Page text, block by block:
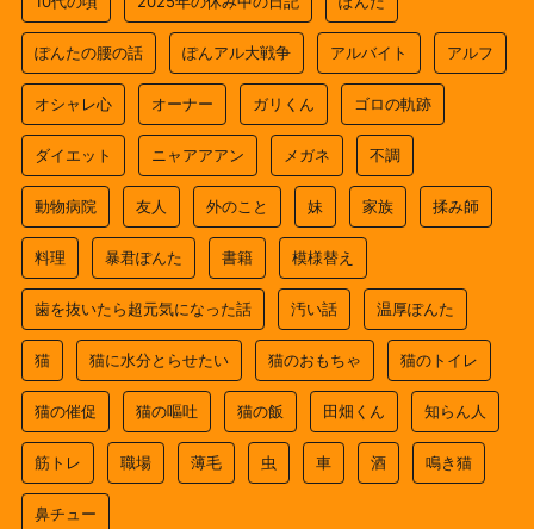
ぽんたの腰の話 ぽんアル大戦争 アルバイト アルフ
オシャレ心 オーナー ガリくん ゴロの軌跡
ダイエット ニャアアアン メガネ 不調
動物病院 友人 外のこと 妹 家族 揉み師
料理 暴君ぽんた 書籍 模様替え
歯を抜いたら超元気になった話 汚い話 温厚ぽんた
猫 猫に水分とらせたい 猫のおもちゃ 猫のトイレ
猫の催促 猫の嘔吐 猫の飯 田畑くん 知らん人
筋トレ 職場 薄毛 虫 車 酒 鳴き猫
鼻チュー